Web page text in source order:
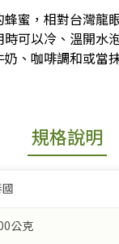
蜜，相對台灣龍
可以冷、溫開水
、咖啡調和或當
規格說明
公克